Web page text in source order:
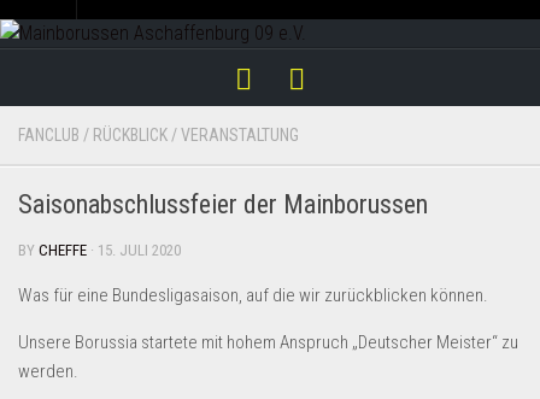
to
FANCLUB / RÜCKBLICK /VERANSTALTUNG
Saisonabschlussfeier der Mainborussen
BY CHEFFE · 15. JULI 2020
Was für eine Bundesligasaison, auf die wir zurückblicken können.
Unsere Borussia startete mit hohem Anspruch „Deutscher Meister“ zu
werden.